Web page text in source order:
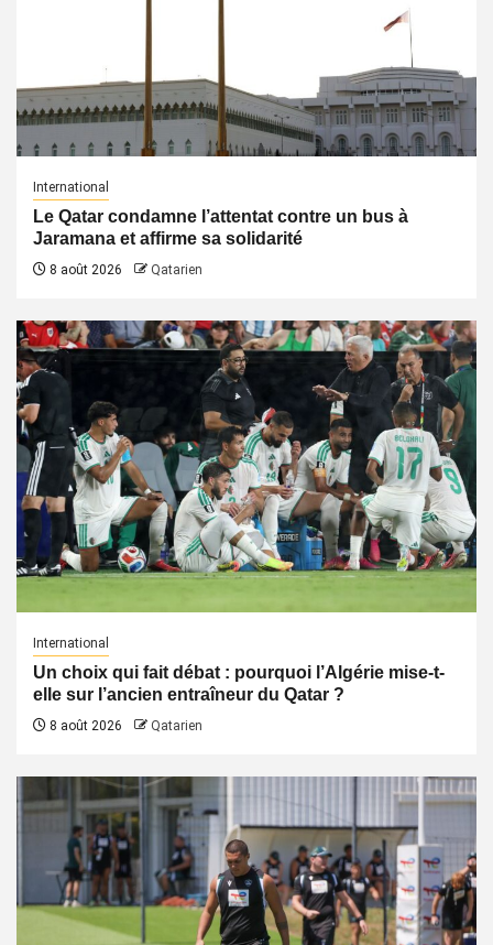
International
Le Qatar condamne l’attentat contre un bus à
Jaramana et affirme sa solidarité
8 août 2026 Qatarien
International
Un choix qui fait débat : pourquoi l’Algérie mise-t-
elle sur l’ancien entraîneur du Qatar ?
8 août 2026 Qatarien